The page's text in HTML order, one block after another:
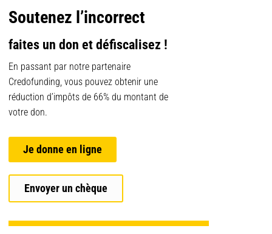
Soutenez l’incorrect
faites un don et défiscalisez !
En passant par notre partenaire
Credofunding, vous pouvez obtenir une
réduction d’impôts de 66% du montant de
votre don.
Je donne en ligne
Envoyer un chèque